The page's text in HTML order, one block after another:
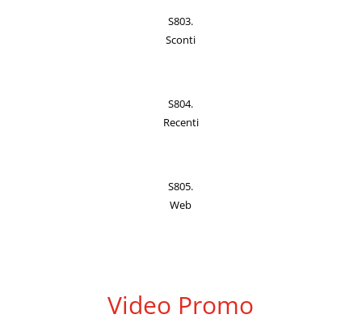
S803.
Sconti
S804.
Recenti
S805.
Web
Video Promo